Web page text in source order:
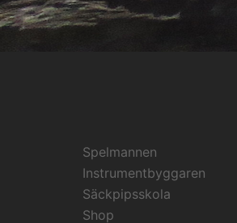
Spelmannen
Instrumentbyggaren
Säckpipsskola
Shop